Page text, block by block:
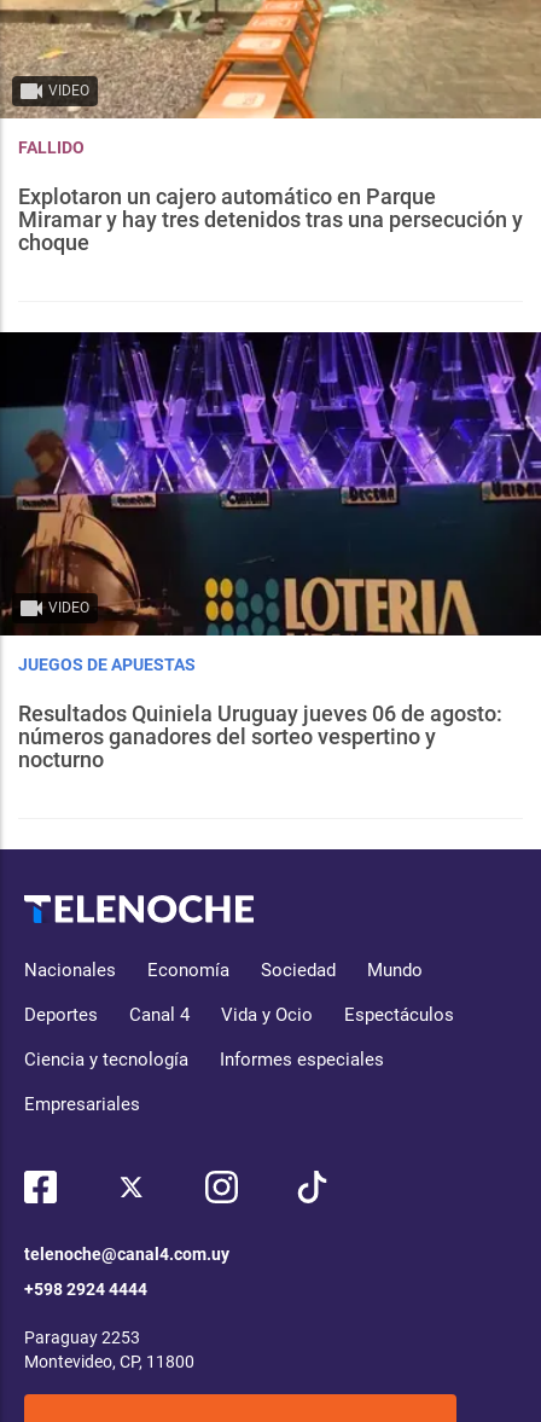
VIDEO
FALLIDO
Explotaron un cajero automático en Parque
Miramar y hay tres detenidos tras una persecución y
choque
VIDEO
JUEGOS DE APUESTAS
Resultados Quiniela Uruguay jueves 06 de agosto:
números ganadores del sorteo vespertino y
nocturno
Nacionales Economía Sociedad Mundo
Deportes Canal 4 Vida y Ocio Espectáculos
Ciencia y tecnología Informes especiales
Empresariales
telenoche@canal4.com.uy
+598 2924 4444
Paraguay 2253
Montevideo, CP, 11800